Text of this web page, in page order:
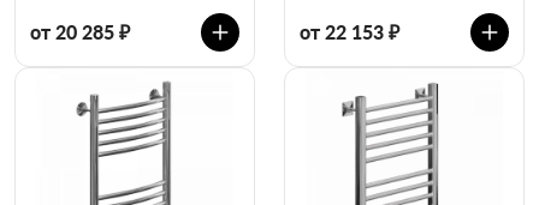
от 20 285 ₽ от 22 153 ₽